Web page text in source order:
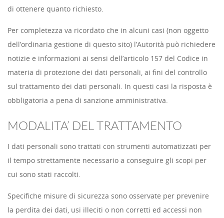
di ottenere quanto richiesto.
Per completezza va ricordato che in alcuni casi (non oggetto
dell’ordinaria gestione di questo sito) l’Autorità può richiedere
notizie e informazioni ai sensi dell’articolo 157 del Codice in
materia di protezione dei dati personali, ai fini del controllo
sul trattamento dei dati personali. In questi casi la risposta è
obbligatoria a pena di sanzione amministrativa.
MODALITA’ DEL TRATTAMENTO
I dati personali sono trattati con strumenti automatizzati per
il tempo strettamente necessario a conseguire gli scopi per
cui sono stati raccolti.
Specifiche misure di sicurezza sono osservate per prevenire
la perdita dei dati, usi illeciti o non corretti ed accessi non